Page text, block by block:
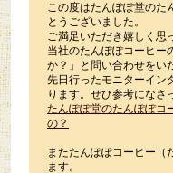
この度はたんぽぽ堂のた
とうございました。
ご満足いただき嬉しく思
当社のたんぽぽコーヒー
か？」と問い合わせをい
先日行ったモニターイン
ります。ぜひ参考になさ
たんぽぽ堂のたんぽぽコ
の？
またたんぽぽコーヒー（
ます。